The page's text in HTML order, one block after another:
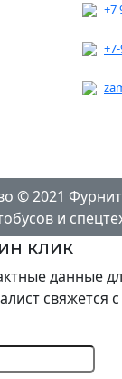
+7
© 2021
и
клик
данные
свяжется